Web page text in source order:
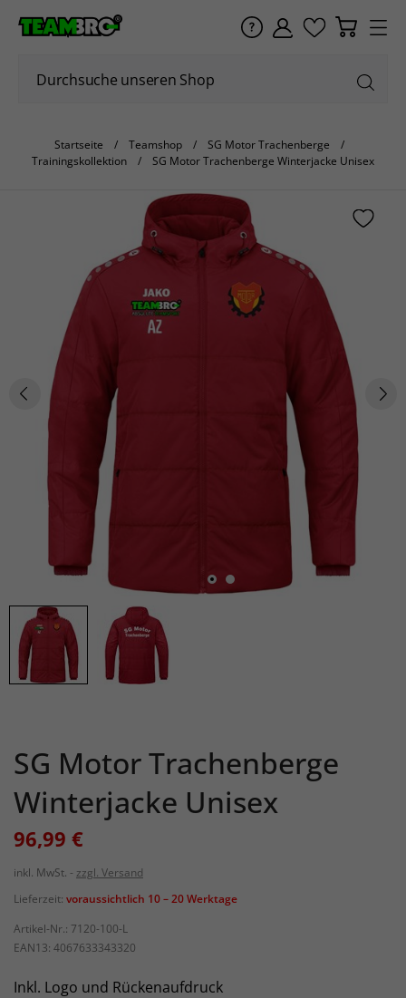
Startseite Teamshop
SG Motor Trachenberge
Trainingskollektion
SG Motor Trachenberge Winterjacke Unisex
SG Motor Trachenberge
Winterjacke Unisex
96,99 €
inkl. MwSt.
zzgl. Versand
Lieferzeit: voraussichtlich 10 – 20 Werktage
Artikel-Nr.: 7120-100-L
EAN13: 4067633343320
Inkl. Logo und Rückenaufdruck